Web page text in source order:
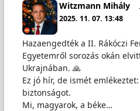
Witzmann Mihály
2025. 11. 07. 13:48
Hazaengedték a II. Rákóczi
Egyetemről sorozás okán
Ukrajnában. 🙏
Ez jó hír, de ismét
biztonságot.
Mi, magyarok, a béke…